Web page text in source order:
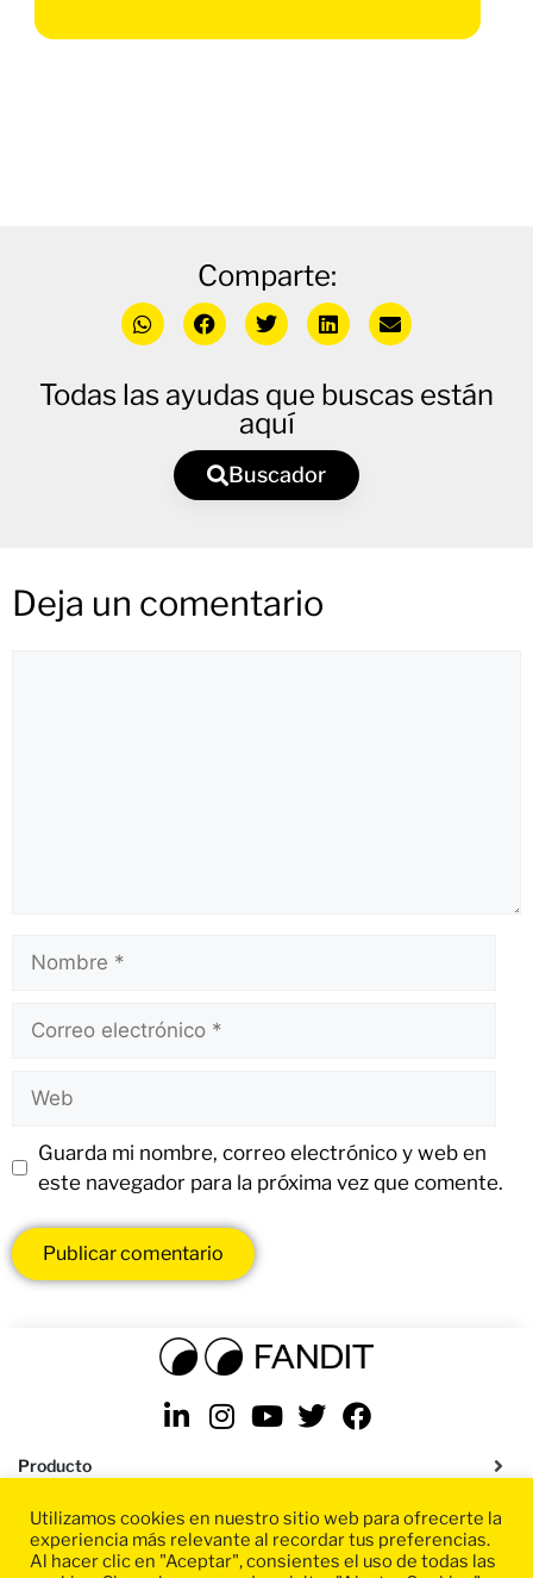
Comparte:
Todas las ayudas que buscas están
aquí
Buscador
Deja un comentario
Guarda mi nombre, correo electrónico y web en
este navegador para la próxima vez que comente.
Producto
Soluciones
Utilizamos cookies en nuestro sitio web para ofrecerte la
experiencia más relevante al recordar tus preferencias.
Al hacer clic en "Aceptar", consientes el uso de todas las